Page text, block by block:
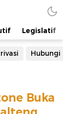
Legislatif
Hubungi
Buka